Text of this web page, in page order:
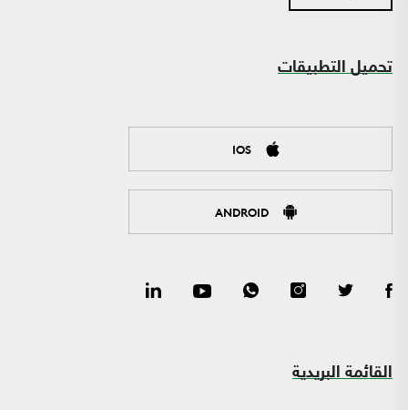
تحميل التطبيقات
IOS
ANDROID
القائمة البريدية